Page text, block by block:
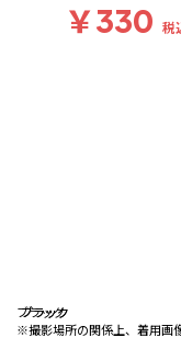
ブラック
※撮影場所の関係上、着用画
ブラック
ブラック
￥330 税